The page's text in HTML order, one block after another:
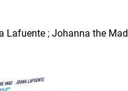
Lafuente ; Johanna the Mad